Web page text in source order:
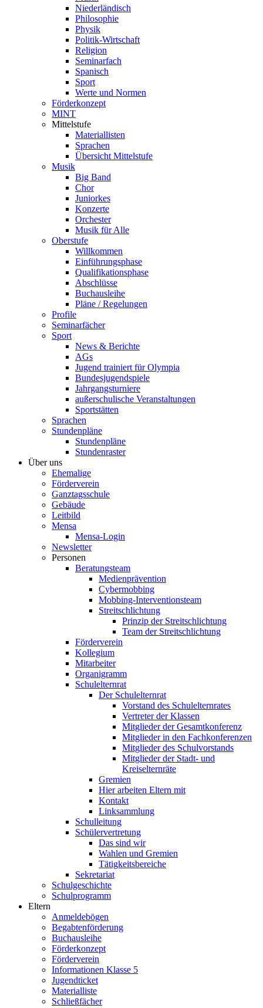
Niederländisch
Philosophie
Physik
Politik-Wirtschaft
Religion
Seminarfach
Spanisch
Sport
Werte und Normen
Förderkonzept
MINT
Mittelstufe
Materiallisten
Sprachen
Übersicht Mittelstufe
Musik
Big Band
Chor
Juniorkes
Konzerte
Orchester
Musik für Alle
Oberstufe
Willkommen
Einführungsphase
Qualifikationsphase
Abschlüsse
Buchausleihe
Pläne / Regelungen
Profile
Seminarfächer
Sport
News & Berichte
AGs
Jugend trainiert für Olympia
Bundesjugendspiele
Jahrgangsturniere
außerschulische Veranstaltungen
Sportstätten
Sprachen
Stundenpläne
Stundenpläne
Stundenraster
Über uns
Ehemalige
Förderverein
Ganztagsschule
Gebäude
Leitbild
Mensa
Mensa-Login
Newsletter
Personen
Beratungsteam
Medienprävention
Cybermobbing
Mobbing-Interventionsteam
Streitschlichtung
Prinzip der Streitschlichtung
Team der Streitschlichtung
Förderverein
Kollegium
Mitarbeiter
Organigramm
Schulelternrat
Der Schulelternrat
Vorstand des Schulelternrates
Vertreter der Klassen
Mitglieder der Gesamtkonferenz
Mitglieder in den Fachkonferenzen
Mitglieder des Schulvorstands
Mitglieder der Stadt- und
Kreiselternräte
Gremien
Hier arbeiten Eltern mit
Kontakt
Linksammlung
Schulleitung
Schülervertretung
Das sind wir
Wahlen und Gremien
Tätigkeitsbereiche
Sekretariat
Schulgeschichte
Schulprogramm
Eltern
Anmeldebögen
Begabtenförderung
Buchausleihe
Förderkonzept
Förderverein
Informationen Klasse 5
Jugendticket
Materialliste
Schließfächer